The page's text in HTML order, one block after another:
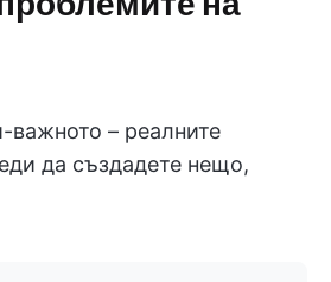
важното – реалните
да създадете нещо,